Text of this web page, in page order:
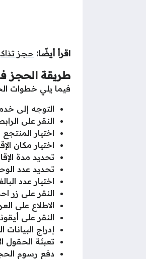
اقرأ أيضًا: حجز
طريقة الحجز
فيما يلي خطوات
التوجه إلى
النقر على
اختيار
اختيار مكان
تحديد مدة
تحديد عدد
اختيار عدد
النقر على زر
الاطلاع على
النقر على
إدراج
تعبئة الحقول
دفع رسوم